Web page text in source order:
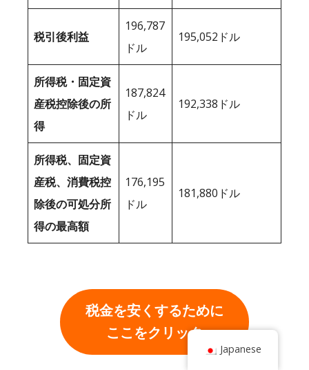
税引後利益
196,787
ドル
195,052ドル
所得税・固定資
産税控除後の所
得
187,824
ドル
192,338ドル
所得税、固定資
産税、消費税控
除後の可処分所
得の最高額
176,195
ドル
181,880ドル
税金を安くするために
ここをクリック
Japanese